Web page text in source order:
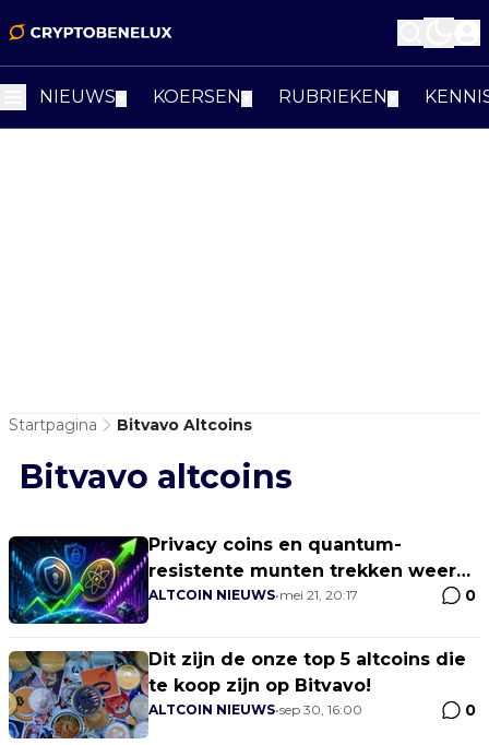
NIEUWS KOERSEN RUBRIEKEN
Startpagina Bitvavo Altcoins
Bitvavo altcoins
Privacy coins en quantum-
resistente munten trekken weer
kapitaal aan
ALTCOIN NIEUWS•mei 21, 20:17 0
Dit zijn de onze top 5 altcoins die
te koop zijn op Bitvavo!
ALTCOIN NIEUWS•sep 30, 16:00 0